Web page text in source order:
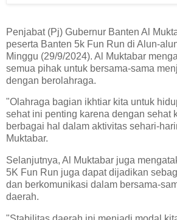
Penjabat (Pj) Gubernur Banten Al
peserta Banten 5k Fun Run di Alun-
Minggu (29/9/2024). Al Muktabar
semua pihak untuk bersama-sama
dengan berolahraga.
"Olahraga bagian ikhtiar kita untuk
sehat ini penting karena dengan sehat
berbagai hal dalam aktivitas sehari-
Muktabar.
Selanjutnya, Al Muktabar juga
5K Fun Run juga dapat dijadikan
dan berkomunikasi dalam bersama-
daerah.